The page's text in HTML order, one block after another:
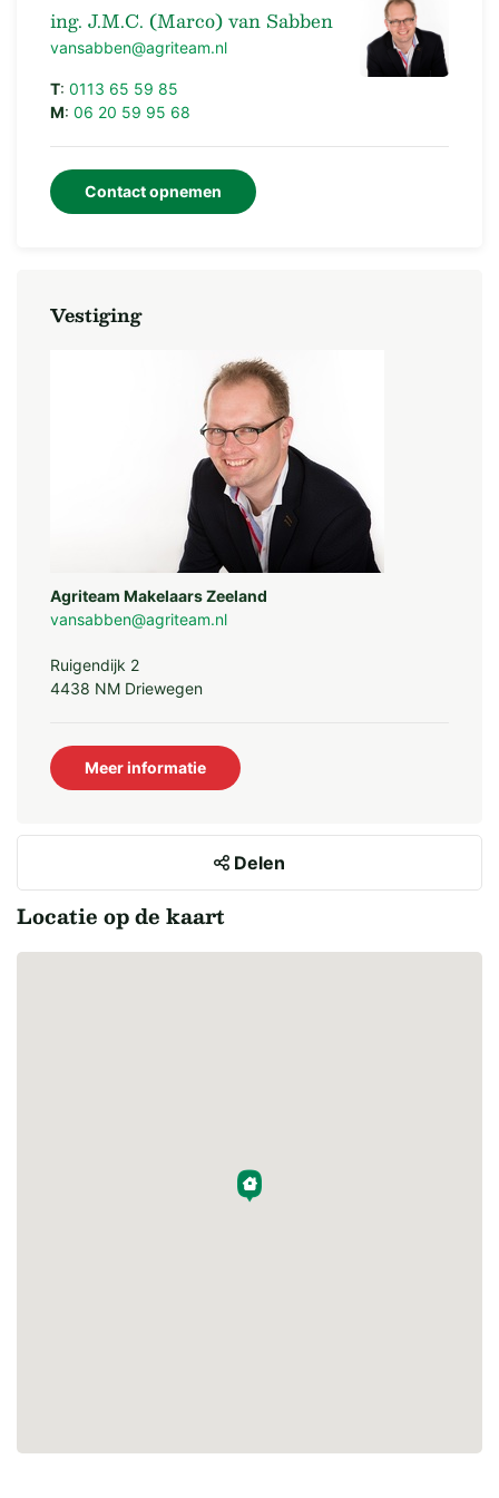
ing. J.M.C. (Marco) van Sabben
vansabben@agriteam.nl
T: 0113 65 59 85
M: 06 20 59 95 68
Contact opnemen
Vestiging
Agriteam Makelaars Zeeland
vansabben@agriteam.nl
Ruigendijk 2
4438 NM Driewegen
Meer informatie
Delen
Locatie op de kaart